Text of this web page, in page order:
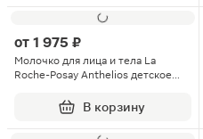
от 1 975 ₽
Молочко для лица и тела La
Roche-Posay Anthelios детское
В корзину